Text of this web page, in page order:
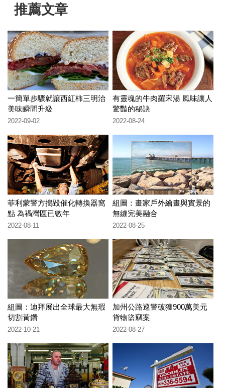
推薦文章
一簡單步驟就讓西紅柿三明治
美味瞬間升級
2022-09-02
有靈魂的牛肉羅宋湯 風味讓人
驚豔的秘訣
2022-08-24
菲利蒙警方搗毀催化轉換器窩
點 為禍灣區已數年
2022-08-11
組圖：畫家戶外繪畫與實景的
無縫完美融合
2022-08-25
組圖：迪拜展出全球最大無瑕
切割黃鑽
2022-10-21
加州公路巡警破獲900萬美元
貨物盜竊案
2022-08-27